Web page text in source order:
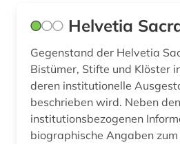
arzneimittelmarkt (3)
arzneimittelprüfung (1)
arzneimittelrezeptor (1)
arzneimittelsicherheit (1)
Helvetia
Gegenstand der Helvetia
Bistümer, Stifte und Klöster
deren institutionelle
beschrieben wird. Neben den
institutionsbezogenen
biographische Angaben